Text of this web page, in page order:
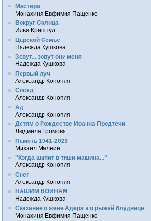
Мастера
Монахиня Евфимия Пащенко
Вокруг Солнца
Илья Криштул
Царской Семье
Надежда Кушкова
Зовут... зовут они меня
Надежда Кушкова
Первый луч
Александр Конопля
Сосед
Александр Конопля
Ад
Александр Конопля
Детям о Рождестве Иоанна Предтечи
Людмила Громова
Память 1941-2026
Михаил Малеин
"Когда шипит в тиши машина..."
Александр Конопля
Снег
Александр Конопля
НАШИМ ВОИНАМ
Надежда Кушкова
Сказание о жене Адера и о рыжей блуднице
Монахиня Евфимия Пащенко